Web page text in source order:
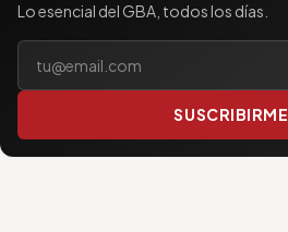
Lo esencial del GBA, todos los días.
SUSCRIBIRME